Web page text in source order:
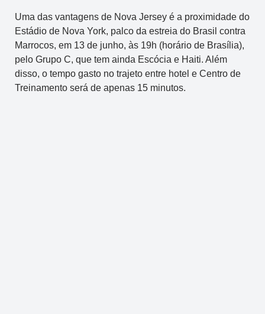
Uma das vantagens de Nova Jersey é a proximidade do
Estádio de Nova York, palco da estreia do Brasil contra
Marrocos, em 13 de junho, às 19h (horário de Brasília),
pelo Grupo C, que tem ainda Escócia e Haiti. Além
disso, o tempo gasto no trajeto entre hotel e Centro de
Treinamento será de apenas 15 minutos.